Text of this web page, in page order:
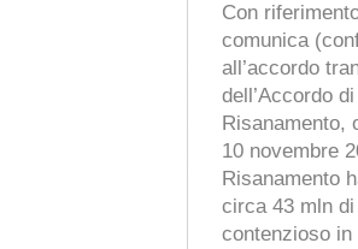
Con
comunica
all’accordo
dell’Accordo
Risanamento,
10 novembre
Risanamento
circa 43 mln
contenzioso